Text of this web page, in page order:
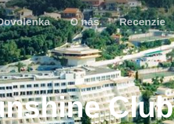
O nás Recenzie
Club